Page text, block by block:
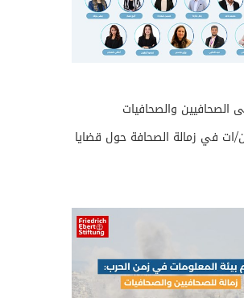
الصحافيين والصحافيات
ات في زمالة الصحافة حول قضايا